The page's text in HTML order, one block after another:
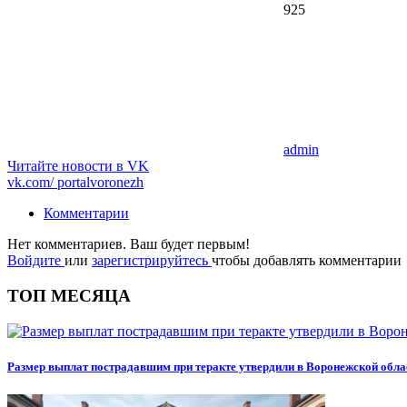
925
admin
Читайте новости в VK
vk.com/portalvoronezh
Комментарии
Нет комментариев. Ваш будет первым!
Войдите или зарегистрируйтесь чтобы добавлять комментарии
ТОП МЕСЯЦА
Размер выплат пострадавшим при теракте утвердили в Воронежской